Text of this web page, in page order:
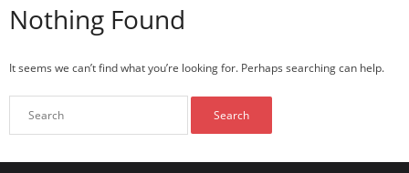
Nothing Found
It seems we can’t find what you’re looking for. Perhaps searching can help.